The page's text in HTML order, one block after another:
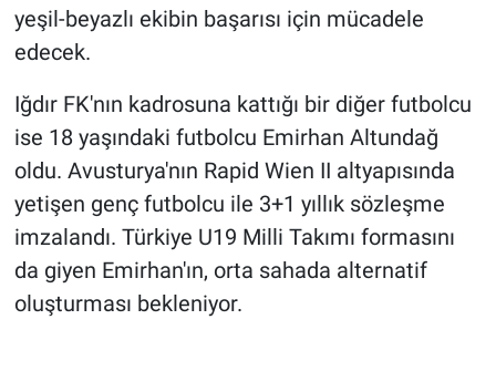
yeşil-beyazlı ekibin başarısı için mücadele
edecek.
Iğdır FK'nın kadrosuna kattığı bir diğer futbolcu
ise 18 yaşındaki futbolcu Emirhan Altundağ
oldu. Avusturya'nın Rapid Wien II altyapısında
yetişen genç futbolcu ile 3+1 yıllık sözleşme
imzalandı. Türkiye U19 Milli Takımı formasını
da giyen Emirhan'ın, orta sahada alternatif
oluşturması bekleniyor.